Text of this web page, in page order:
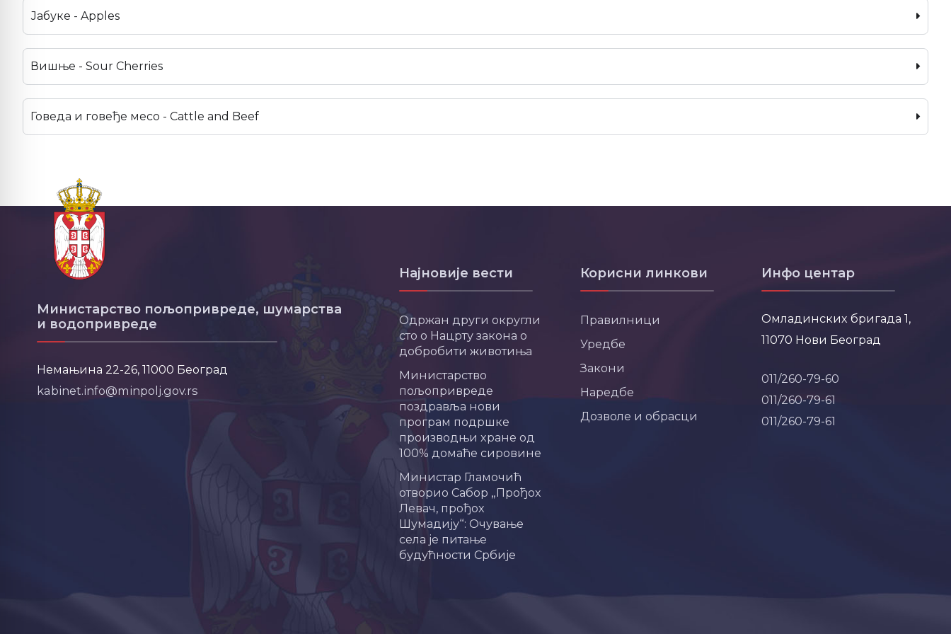
Јабуке - Apples
Вишње - Sour Cherries
Говеда и говеђе месо - Cattle and Beef
Министарство пољопривреде, шумарства
и водопривреде
Немањина 22-26, 11000 Београд
kabinet.info@minpolj.gov.rs
Најновије вести
Одржан други округли
сто о Нацрту закона о
добробити животиња
Министарство
пољопривреде
поздравља нови
програм подршке
производњи хране од
100% домаће сировине
Министар Гламочић
отворио Сабор „Прођох
Левач, прођох
Шумадију“: Очување
села је питање
будућности Србије
Корисни линкови
Правилници
Уредбе
Закони
Наредбе
Дозволе и обрасци
Инфо центар
Омладинских бригада 1,
11070 Нови Београд
011/260-79-60
011/260-79-61
011/260-79-61